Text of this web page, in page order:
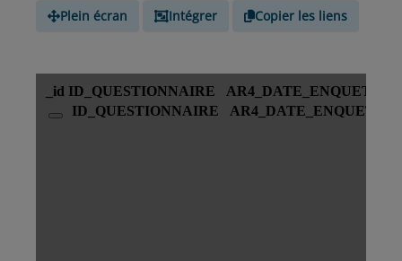
Plein écran Intégrer Copier les liens